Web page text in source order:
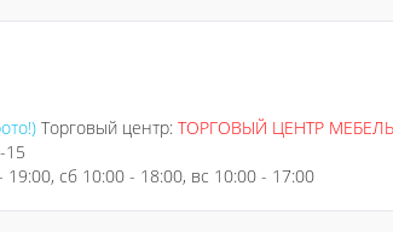
Торговый центр: ТОРГОВЫЙ ЦЕНТР
15
сб 10:00 - 18:00, вс 10:00 - 17:00